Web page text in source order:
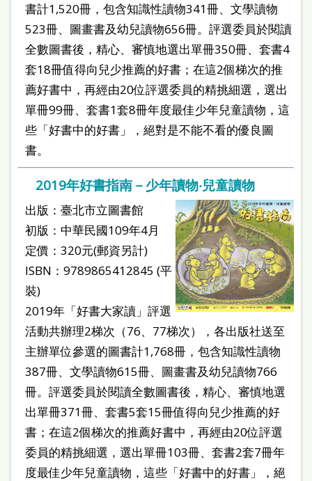
書計1,520冊，包含知識性讀物341冊、文學讀物
523冊、圖畫書及幼兒讀物656冊。評選委員於閱讀
全數圖書後，精心、審慎地選出單冊350冊、套書4
套18冊值得向兒少推薦的好書；在這2個梯次的推
薦好書中，再經由20位評選委員的精挑細選，選出
單冊99冊、套書1套8冊年度最佳少年兒童讀物，這
些「好書中的好書」，絕對是不能不看的優良圖
書。
2019年好書指南－少年讀物‧兒童讀物
出版：臺北市立圖書館
初版：中華民國109年4月
定價：320元(郵資另計)
ISBN：9789865412845 (平
裝)
2019年「好書大家讀」評選
活動共辦理2梯次（76、77梯次），各出版社送至
主辦單位參選的圖書計1,768冊，包含知識性讀物
387冊、文學讀物615冊、圖畫書及幼兒讀物766
冊。評選委員於閱讀全數圖書後，精心、審慎地選
出單冊371冊、套書5套15冊值得向兒少推薦的好
書；在這2個梯次的推薦好書中，再經由20位評選
委員的精挑細選，選出單冊103冊、套書2套7冊年
度最佳少年兒童讀物，這些「好書中的好書」，絕